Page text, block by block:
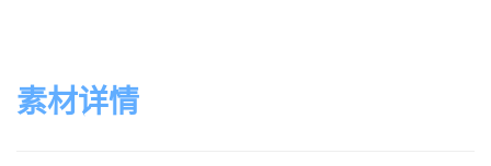
素材详情